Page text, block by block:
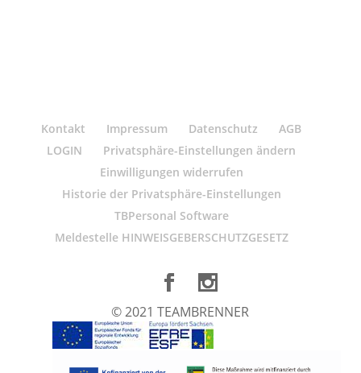
Kontakt Impressum Datenschutz
AGB
LOGIN
Privatsphäre-Einstellungen ändern
Einwilligungen widerrufen
Historie der Privatsphäre-Einstellungen
TBPersonal Software
Meldestelle HINWEISGEBERSCHUTZGESETZ
© 2021 TEAMBRENNER